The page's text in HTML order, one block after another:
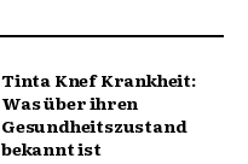
Tinta Knef Krankheit:
Was über ihren
Gesundheitszustand
bekannt ist